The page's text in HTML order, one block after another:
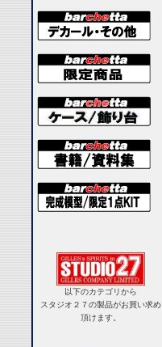
以下のカテゴリから
スタジオ２７の製品がお買い求め
頂けます。